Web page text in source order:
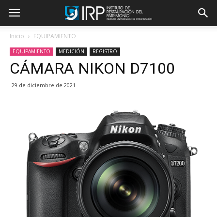
Inicio EQUIPAMIENTO
EQUIPAMIENTO MEDICIÓN REGISTRO
CÁMARA NIKON D7100
29 de diciembre de 2021